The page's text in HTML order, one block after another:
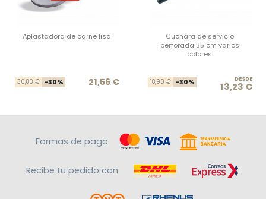
Aplastadora de carne lisa
Precio base
30,80 € -30% Precio
21,56 €
Cuchara de servicio
perforada 35 cm varios
colores
18,90 € -30% DESDE
13,23 €
Formas de pago
Recibe tu pedido con